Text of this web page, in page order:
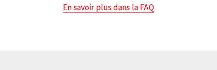
En savoir plus dans la FAQ